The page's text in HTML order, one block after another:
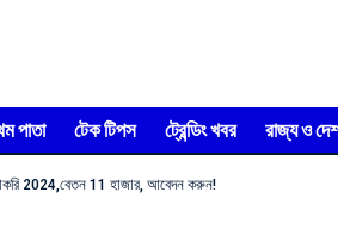
পাতা টেক টিপস ট্রেন্ডিং খবর রাজ্য ও
চাকরি 2024,বেতন 11 হাজার, আবেদন করুন!